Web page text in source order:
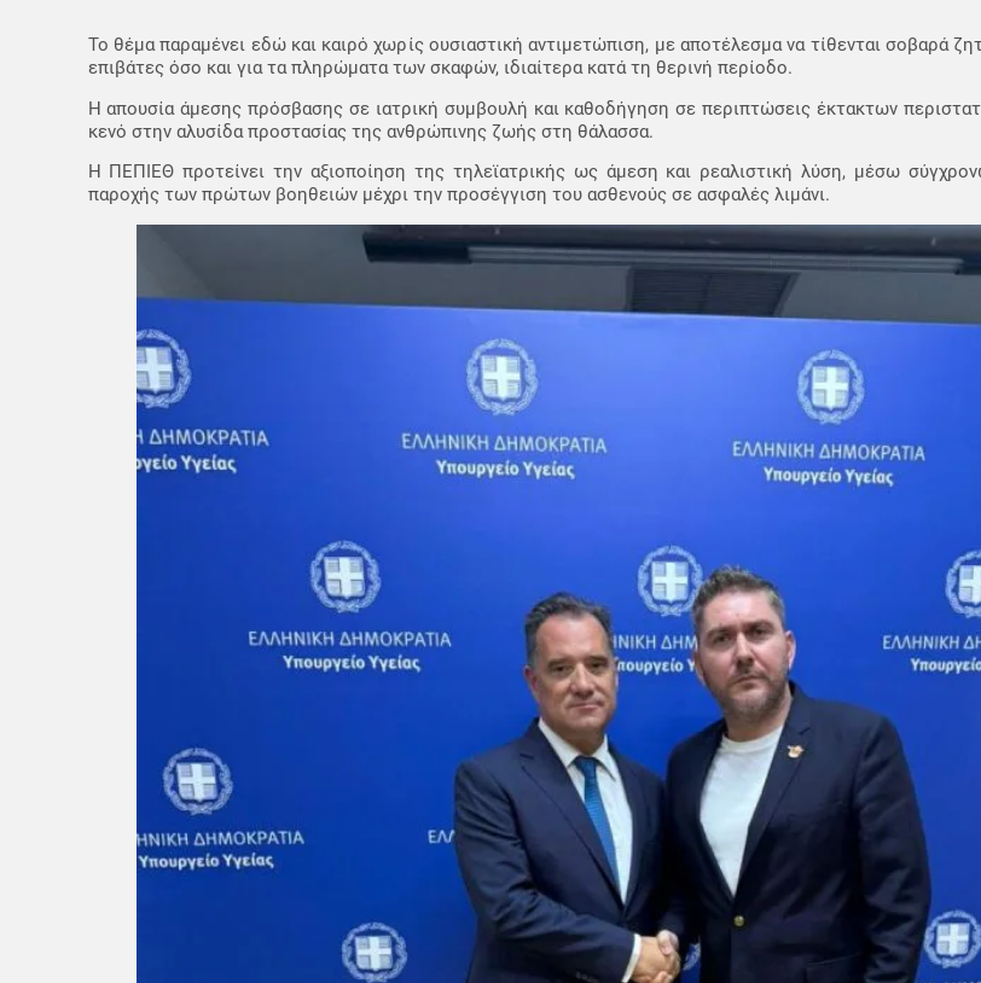
Το θέμα παραμένει εδώ και καιρό χωρίς ουσιαστική αντιμετώπιση, με αποτέλεσμα να τίθενται σοβαρά
επιβάτες όσο και για τα πληρώματα των σκαφών, ιδιαίτερα κατά τη θερινή περίοδο.
Η απουσία άμεσης πρόσβασης σε ιατρική συμβουλή και καθοδήγηση σε περιπτώσεις έκτακτων
κενό στην αλυσίδα προστασίας της ανθρώπινης ζωής στη θάλασσα.
Η ΠΕΠΙΕΘ προτείνει την αξιοποίηση της τηλεϊατρικής ως άμεση και ρεαλιστική λύση, μέσω
παροχής των πρώτων βοηθειών μέχρι την προσέγγιση του ασθενούς σε ασφαλές λιμάνι.